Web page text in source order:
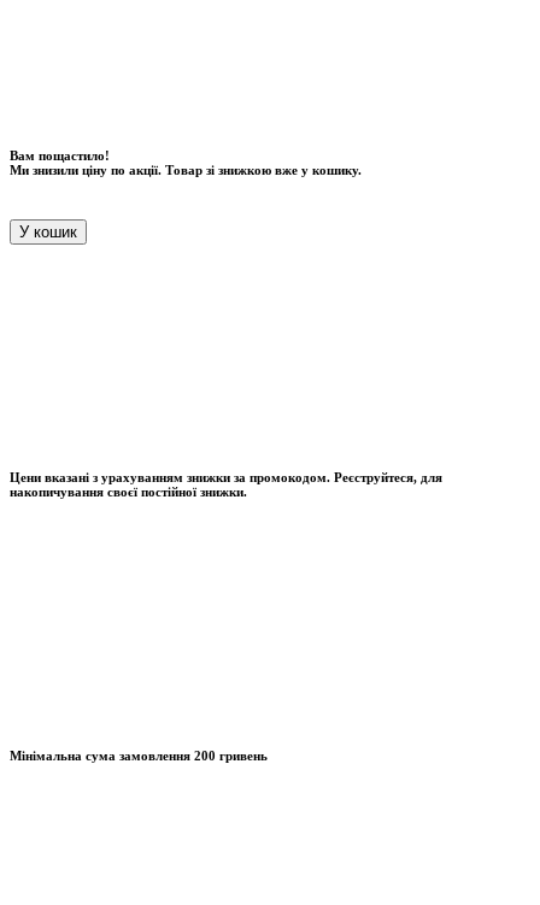
Вам пощастило!
Ми знизили ціну по акції. Товар зі знижкою вже у кошику.
У кошик
Цени вказані з урахуванням знижки за промокодом. Реєструйтеся, для
накопичування своєї постійної знижки.
Мінімальна сума замовлення 200 гривень